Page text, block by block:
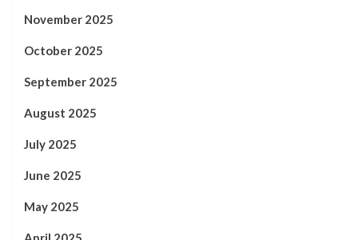
November 2025
October 2025
September 2025
August 2025
July 2025
June 2025
May 2025